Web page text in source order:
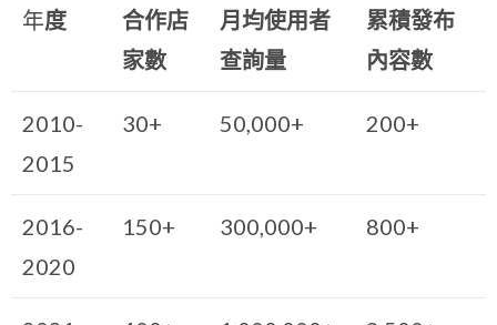
年度
合作店
家數
月均使用者
查詢量
累積發布
內容數
2010-
2015
30+ 50,000+ 200+
2016-
2020
150+ 300,000+ 800+